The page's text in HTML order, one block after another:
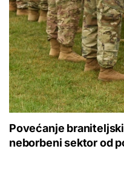
Povećanje
neborbeni sektor od